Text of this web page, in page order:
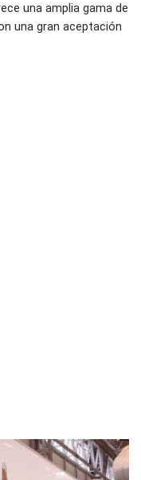
una amplia gama de
una gran aceptación